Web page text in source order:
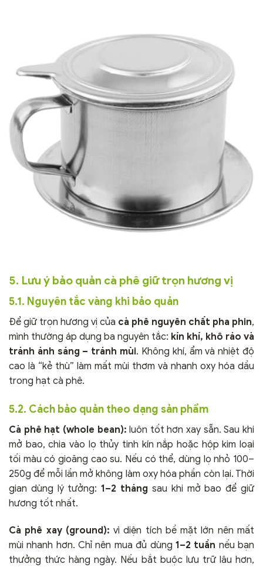
5. Lưu ý bảo quản cà phê giữ trọn hương vị
5.1. Nguyên tắc vàng khi bảo quản
Để giữ trọn hương vị của cà phê nguyên chất pha phin,
mình thường áp dụng ba nguyên tắc: kín khí, khô ráo và
tránh ánh sáng – tránh mùi. Không khí, ẩm và nhiệt độ
cao là “kẻ thù” làm mất mùi thơm và nhanh oxy hóa dầu
trong hạt cà phê.
5.2. Cách bảo quản theo dạng sản phẩm
Cà phê hạt (whole bean): luôn tốt hơn xay sẵn. Sau khi
mở bao, chia vào lọ thủy tinh kín nắp hoặc hộp kim loại
tối màu có gioăng cao su. Nếu có thể, dùng lọ nhỏ 100–
250g để mỗi lần mở không làm oxy hóa phần còn lại. Thời
gian dùng lý tưởng:1–2 tháng sau khi mở bao để giữ
hương tốt nhất.
Cà phê xay (ground): vì diện tích bề mặt lớn nên mất
mùi nhanh hơn. Chỉ nên mua đủ dùng 1–2 tuần nếu bạn
thưởng thức hàng ngày. Nếu bắt buộc lưu trữ lâu hơn,